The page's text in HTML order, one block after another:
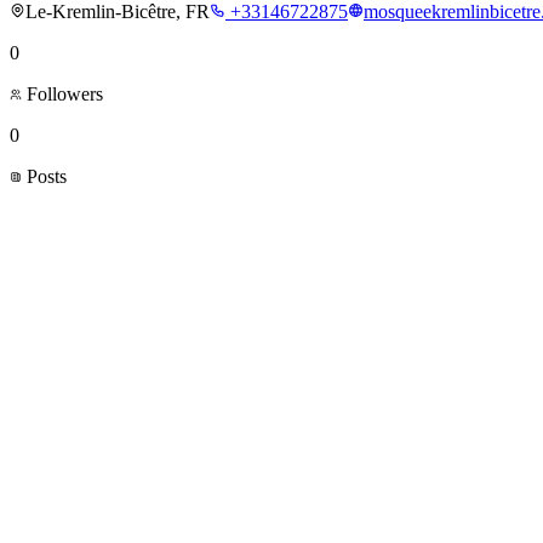
Le-Kremlin-Bicêtre, FR +33146722875
0
Followers
0
Posts